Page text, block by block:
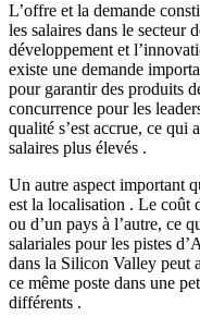
L’offre et la demande
les salaires dans le secteur
développement et
existe une demande
pour garantir des produits
concurrence pour les
qualité s’est accrue, ce qui
salaires plus élevés .
Un autre aspect important
est la localisation . Le coût
ou d’un pays à l’autre, ce
salariales pour les pistes
dans la Silicon Valley peut
ce même poste dans une
différents .